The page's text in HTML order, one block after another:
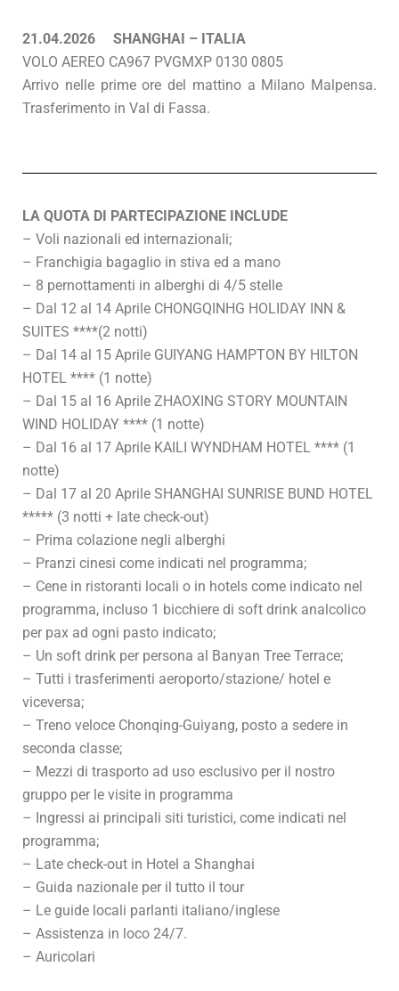
21.04.2026 SHANGHAI – ITALIA
VOLO AEREO CA967 PVGMXP 0130 0805
Arrivo nelle prime ore del mattino a Milano Malpensa.
Trasferimento in Val di Fassa.
LA QUOTA DI PARTECIPAZIONE INCLUDE
– Voli nazionali ed internazionali;
– Franchigia bagaglio in stiva ed a mano
– 8 pernottamenti in alberghi di 4/5 stelle
– Dal 12 al 14 Aprile CHONGQINHG HOLIDAY INN &
SUITES ****(2 notti)
– Dal 14 al 15 Aprile GUIYANG HAMPTON BY HILTON
HOTEL **** (1 notte)
– Dal 15 al 16 Aprile ZHAOXING STORY MOUNTAIN
WIND HOLIDAY **** (1 notte)
– Dal 16 al 17 Aprile KAILI WYNDHAM HOTEL **** (1
notte)
– Dal 17 al 20 Aprile SHANGHAI SUNRISE BUND HOTEL
***** (3 notti + late check-out)
– Prima colazione negli alberghi
– Pranzi cinesi come indicati nel programma;
– Cene in ristoranti locali o in hotels come indicato nel
programma, incluso 1 bicchiere di soft drink analcolico
per pax ad ogni pasto indicato;
– Un soft drink per persona al Banyan Tree Terrace;
– Tutti i trasferimenti aeroporto/stazione/ hotel e
viceversa;
– Treno veloce Chonqing-Guiyang, posto a sedere in
seconda classe;
– Mezzi di trasporto ad uso esclusivo per il nostro
gruppo per le visite in programma
– Ingressi ai principali siti turistici, come indicati nel
programma;
– Late check-out in Hotel a Shanghai
– Guida nazionale per il tutto il tour
– Le guide locali parlanti italiano/inglese
– Assistenza in loco 24/7.
– Auricolari